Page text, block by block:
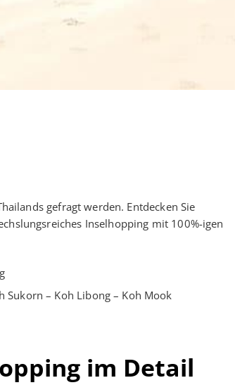
gefragt werden. Entdecken Sie
Inselhopping mit 100%-igen
Sukorn – Koh Libong – Koh Mook
im Detail